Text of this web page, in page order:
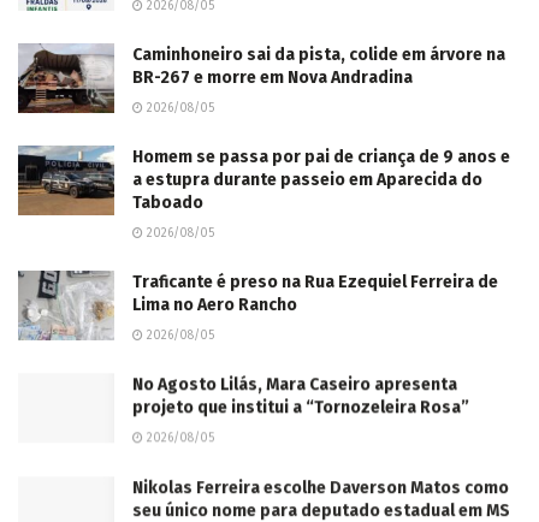
2026/08/05
Caminhoneiro sai da pista, colide em árvore na
BR-267 e morre em Nova Andradina
2026/08/05
Homem se passa por pai de criança de 9 anos e
a estupra durante passeio em Aparecida do
Taboado
2026/08/05
Traficante é preso na Rua Ezequiel Ferreira de
Lima no Aero Rancho
2026/08/05
No Agosto Lilás, Mara Caseiro apresenta
projeto que institui a “Tornozeleira Rosa”
2026/08/05
Nikolas Ferreira escolhe Daverson Matos como
seu único nome para deputado estadual em MS